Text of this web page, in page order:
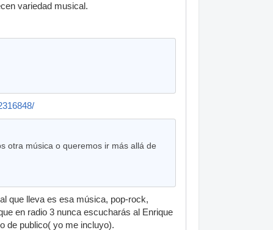
variedad musical.
otra música o queremos ir más allá de
que lleva es esa música, pop-rock,
en radio 3 nunca escucharás al Enrique
de publico( yo me incluyo).